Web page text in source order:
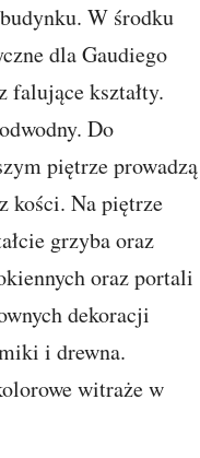
W środku
dla Gaudiego
falujące kształty.
Do
piętrze prowadzą
kości. Na piętrze
grzyba oraz
oraz portali
dekoracji
i drewna.
witraże w